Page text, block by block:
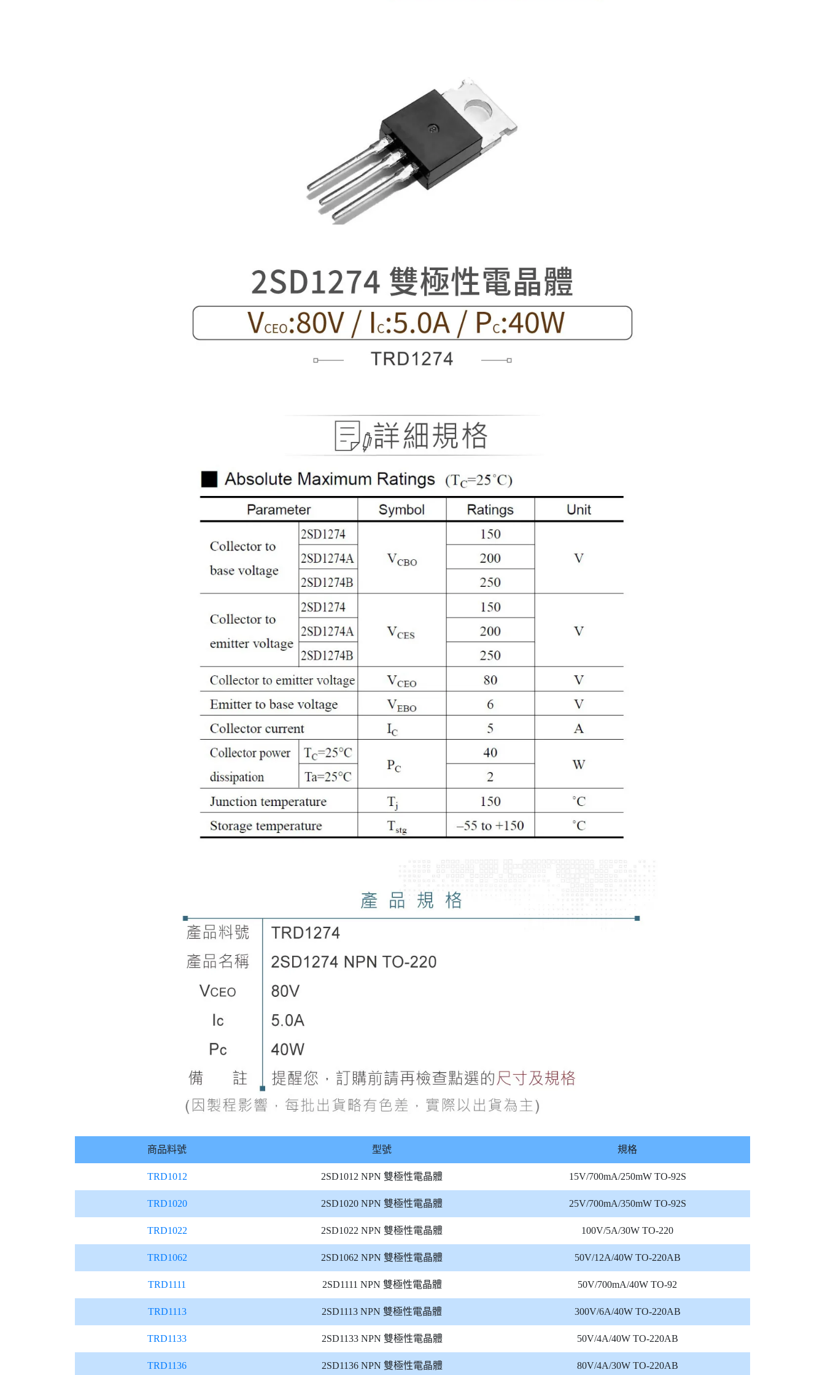
商品料號 型號 規格
TRD1012 2SD1012 NPN 雙極性電晶體 15V/700mA/250mW TO-92S
TRD1020 2SD1020 NPN 雙極性電晶體 25V/700mA/350mW TO-92S
TRD1022 2SD1022 NPN 雙極性電晶體 100V/5A/30W TO-220
TRD1062 2SD1062 NPN 雙極性電晶體 50V/12A/40W TO-220AB
TRD1111 2SD1111 NPN 雙極性電晶體 50V/700mA/40W TO-92
TRD1113 2SD1113 NPN 雙極性電晶體 300V/6A/40W TO-220AB
TRD1133 2SD1133 NPN 雙極性電晶體 50V/4A/40W TO-220AB
TRD1136 2SD1136 NPN 雙極性電晶體 80V/4A/30W TO-220AB